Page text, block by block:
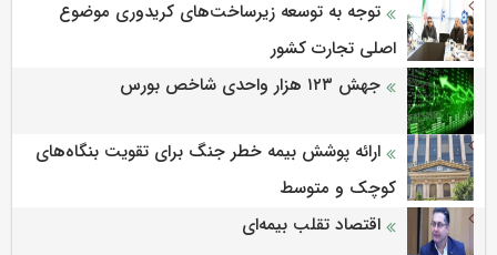
توجه به توسعه زیرساخت‌های کریدوری موضوع
اصلی تجارت کشور
جهش ۱۲۳ هزار واحدی شاخص بورس
ارائه پوشش بیمه خطر جنگ برای تقویت بنگاه‌های
کوچک و متوسط
اقتصاد تقلب بیمه‌ای